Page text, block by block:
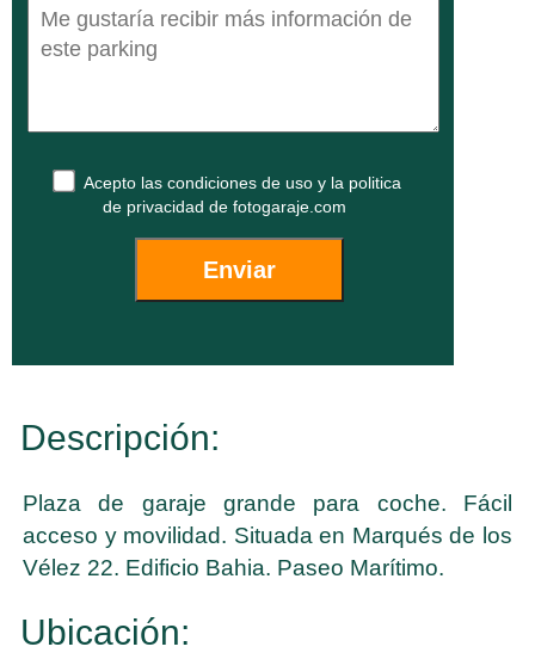
Acepto las condiciones de uso y la politica
de privacidad de fotogaraje.com
Descripción:
Plaza de garaje grande para coche. Fácil
acceso y movilidad. Situada en Marqués de los
Vélez 22. Edificio Bahia. Paseo Marítimo.
Ubicación: